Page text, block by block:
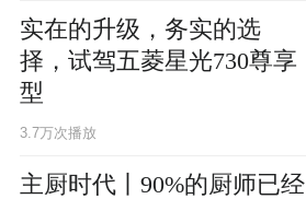
实在的升级，务实的选
择，试驾五菱星光730尊享
型
3.7万次播放
主厨时代丨90%的厨师已经